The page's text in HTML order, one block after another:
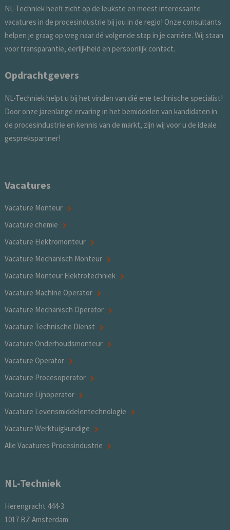
NL-Techniek heeft zicht op de leukste en meest interessante
vacatures in de procesindustrie bij jou in de regio! Onze consultants
helpen je graag op weg naar dé volgende stap in je carrière. Wij staan
voor transparantie, eerlijkheid en persoonlijk contact.
Opdrachtgevers
NL-Techniek helpt u bij het vinden van dié ene technische specialist!
Door onze jarenlange ervaring in het bemiddelen van kandidaten in
de procesindustrie en kennis van de markt, zijn wij voor u de ideale
gesprekspartner!
Vacatures
Vacature Monteur
Vacature chemie
Vacature Elektromonteur
Vacature Mechanisch Monteur
Vacature Monteur Elektrotechniek
Vacature Machine Operator
Vacature Mechanisch Operator
Vacature Technische Dienst
Vacature Onderhoudsmonteur
Vacature Operator
Vacature Procesoperator
Vacature Lijnoperator
Vacature Levensmiddelentechnologie
Vacature Werktuigkundige
Alle Vacatures Procesindustrie
NL-Techniek
Herengracht 444-3
1017 BZ Amsterdam